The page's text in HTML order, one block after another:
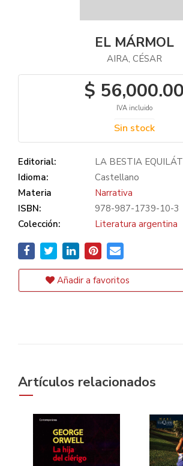
EL MÁRMOL
AIRA, CÉSAR
$ 56,000.00
IVA incluido
Sin stock
Editorial:
LA BESTIA
Idioma:
Castellano
Materia
Narrativa
ISBN:
978-987-1739-10-3
Colección:
Literatura argentina
Añadir a favoritos
Artículos relacionados